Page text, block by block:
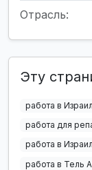
Отрасль:
Эту
работа в
работа для
работа в
работа в Тель